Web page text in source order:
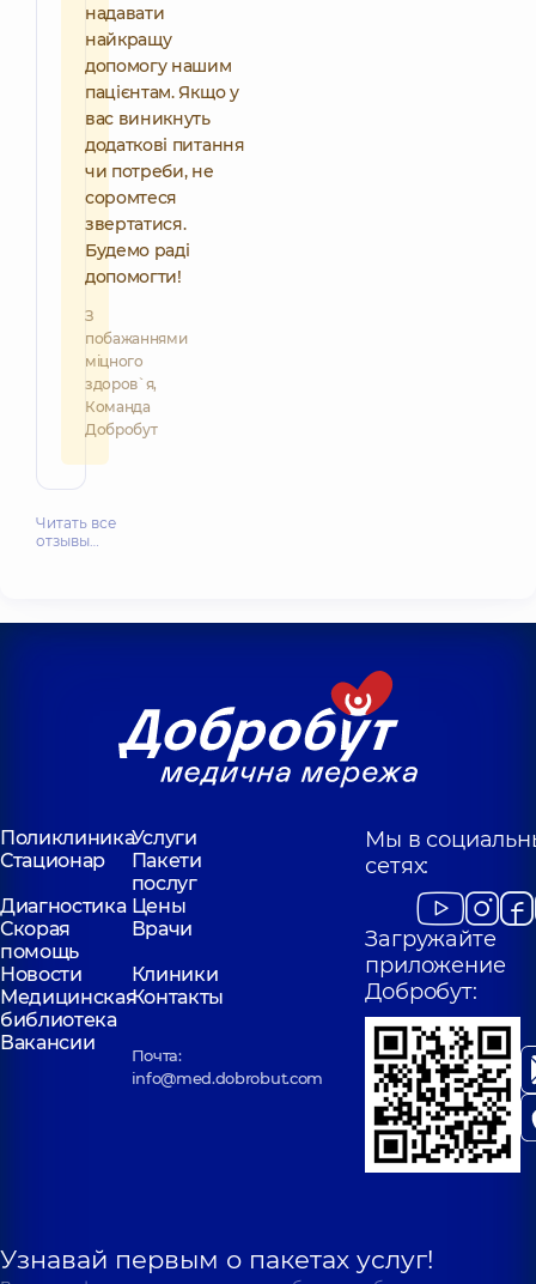
надавати
найкращу
допомогу нашим
пацієнтам. Якщо у
вас виникнуть
додаткові питання
чи потреби, не
соромтеся
звертатися.
Будемо раді
допомогти!
З
побажаннями
міцного
здоров`я,
Команда
Добробут
Читать все
отзывы…
ПоликлиникаУслуги
Стационар
Пакети
послуг
Диагностика Цены
Скорая
помощь
Врачи
Новости
Клиники
Медицинская
библиотека
Контакты
Вакансии
Почта:
info@med.dobrobut.com
Мы в
сетях:
Загружайте
приложение
Добробут:
Узнавай первым о пакетах услуг!